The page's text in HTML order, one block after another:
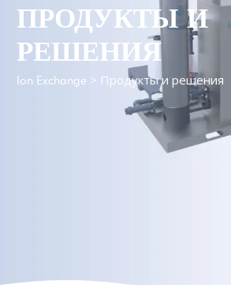
ПРОДУКТЫ И
РЕШЕНИЯ
Ion Exchange > Продукты и решения